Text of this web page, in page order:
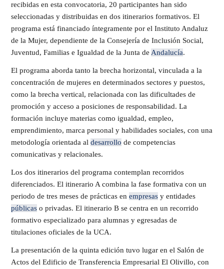
recibidas en esta convocatoria, 20 participantes han sido
seleccionadas y distribuidas en dos itinerarios formativos. El
programa está financiado íntegramente por el Instituto Andaluz
de la Mujer, dependiente de la Consejería de Inclusión Social,
Juventud, Familias e Igualdad de la Junta de Andalucía.
El programa aborda tanto la brecha horizontal, vinculada a la
concentración de mujeres en determinados sectores y puestos,
como la brecha vertical, relacionada con las dificultades de
promoción y acceso a posiciones de responsabilidad. La
formación incluye materias como igualdad, empleo,
emprendimiento, marca personal y habilidades sociales, con una
metodología orientada al desarrollo de competencias
comunicativas y relacionales.
Los dos itinerarios del programa contemplan recorridos
diferenciados. El itinerario A combina la fase formativa con un
periodo de tres meses de prácticas en empresas y entidades
públicas o privadas. El itinerario B se centra en un recorrido
formativo especializado para alumnas y egresadas de
titulaciones oficiales de la UCA.
La presentación de la quinta edición tuvo lugar en el Salón de
Actos del Edificio de Transferencia Empresarial El Olivillo, con